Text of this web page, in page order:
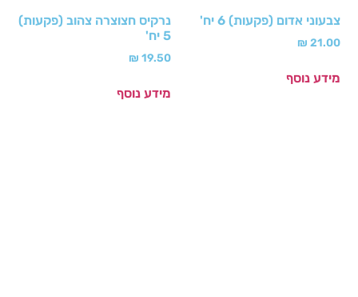
צבעוני אדום (פקעות) 6 יח'
₪ 21.00
מידע נוסף
נרקיס חצוצרה צהוב (פקעות)
5 יח'
₪ 19.50
מידע נוסף